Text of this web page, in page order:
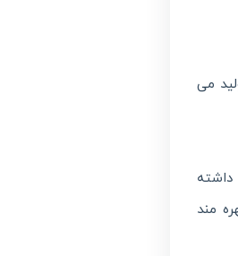
می
داشته
مند